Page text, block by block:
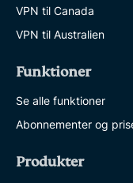
VPN til Canada
VPN til Australien
Funktioner
Se alle funktioner
Abonnementer og
Produkter